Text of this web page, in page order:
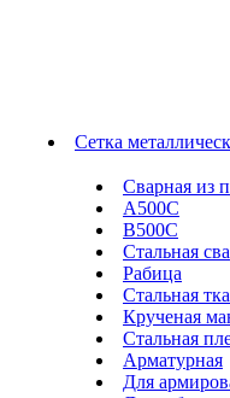
Сетка
Сварная из
А500С
В500С
Стальная
Рабица
Стальная
Крученая
Стальная
Арматурная
Для